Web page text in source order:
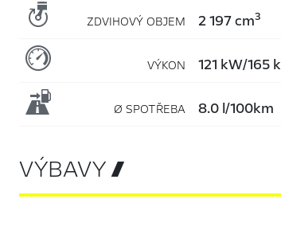
 ZDVIHOVÝ OBJEM 2 197 cm3
 VÝKON 121 kW/165 k
 Ø SPOTŘEBA 8.0 l/100km
VÝBAVY 